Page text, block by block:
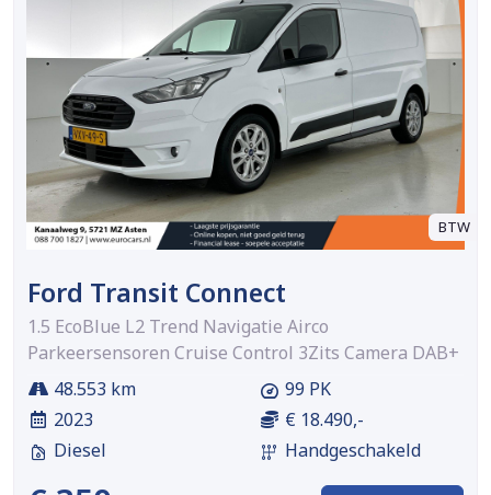
BTW
Ford Transit Connect
1.5 EcoBlue L2 Trend Navigatie Airco
Parkeersensoren Cruise Control 3Zits Camera DAB+
48.553 km
2023
Diesel
99 PK
€ 18.490,-
Handgeschakeld